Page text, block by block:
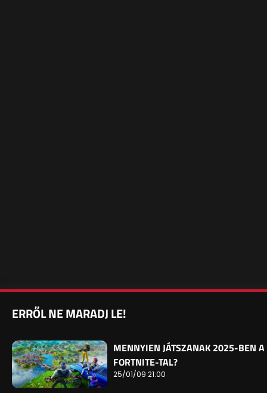
ERRŐL NE MARADJ LE!
MENNYIEN JÁTSZANAK 2025-BEN A
FORTNITE-TAL?
25/01/09 21:00